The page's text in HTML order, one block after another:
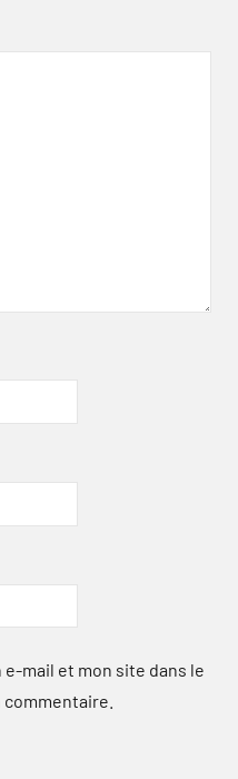
mail et mon site dans le